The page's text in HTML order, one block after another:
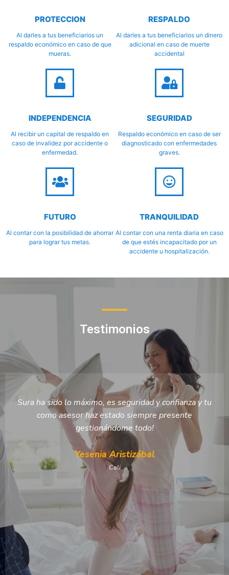
PROTECCION
Al darles a tus beneficiarios un
respaldo económico en caso de que
mueras.
RESPALDO
Al darles a tus beneficiarios un dinero
adicional en caso de muerte
accidental
INDEPENDENCIA
Al recibir un capital de respaldo en
caso de invalidez por accidente o
enfermedad.
SEGURIDAD
Respaldo económico en caso de ser
diagnosticado con enfermedades
graves.
FUTURO
Al contar con la posibilidad de ahorrar
para lograr tus metas.
TRANQUILIDAD
Al contar con una renta diaria en caso
de que estés incapacitado por un
accidente u hospitalización.
Testimonios
y tu
Quisiera contar mi experiencia con
asesor de póliza de salud No tengo más
de admiración, respeto y gratitud por los
trato profesional, humano y respetuoso,
me ha brindado. Es el mejor
Luisa Fernanda Cadena